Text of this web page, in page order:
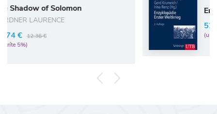
Enzyklopädie
52.25 € 55.00 €
(ušetríte 5%)